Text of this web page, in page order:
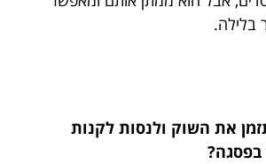
בלילה.
את השוק ולנסות לקנות
בפסגה?